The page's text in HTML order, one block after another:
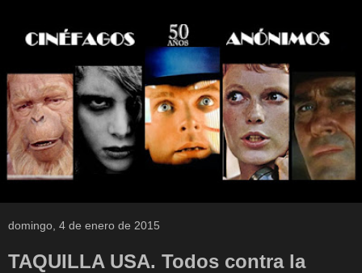
domingo, 4 de enero de 2015
TAQUILLA USA. Todos contra la